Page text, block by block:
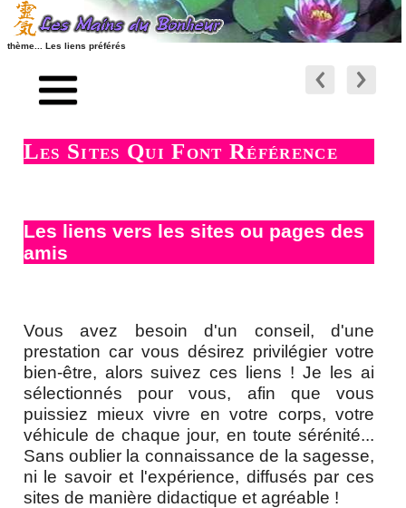
thème... Les liens préférés
accueil
plan de site
sites voyage et massage
les artisans
soin
société, vie et nature
information santé
articles santé et bien-être
la suite de ce menu
l'art et l'arthérapie
liens relationnels
les nouveaux articles
Recherche / Plan du site
Les Sites Qui Font Référence
Les liens vers les sites ou pages des
amis
Vous avez besoin d'un conseil, d'une
prestation car vous désirez privilégier votre
bien-être, alors suivez ces liens ! Je les ai
sélectionnés pour vous, afin que vous
puissiez mieux vivre en votre corps, votre
véhicule de chaque jour, en toute sérénité...
Sans oublier la connaissance de la sagesse,
ni le savoir et l'expérience, diffusés par ces
sites de manière didactique et agréable !